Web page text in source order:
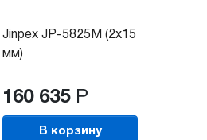
Jinpex JP-5825M (2x15
мм)
160 635 Р
В корзину